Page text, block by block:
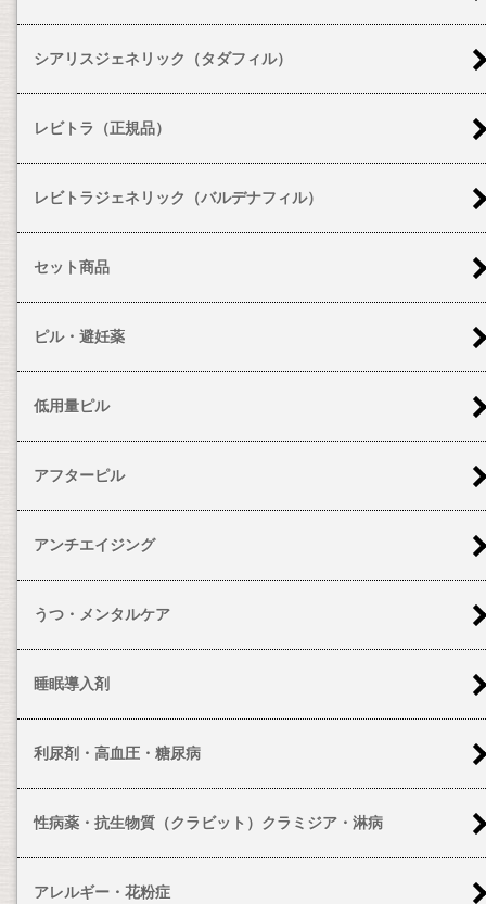
シアリスジェネリック（タダフィル）
レビトラ（正規品）
レビトラジェネリック（バルデナフィル）
セット商品
ピル・避妊薬
低用量ピル
アフターピル
アンチエイジング
うつ・メンタルケア
睡眠導入剤
利尿剤・高血圧・糖尿病
性病薬・抗生物質（クラビット）クラミジア・淋病
アレルギー・花粉症